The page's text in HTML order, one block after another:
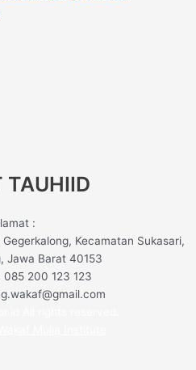
TAUHIID
:
Kecamatan Sukasari,
Jawa Barat 40153
085 200 123 123